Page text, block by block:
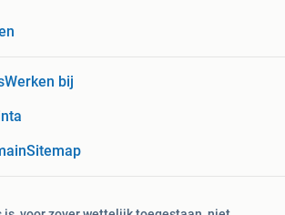
Werken bij
Sitemap